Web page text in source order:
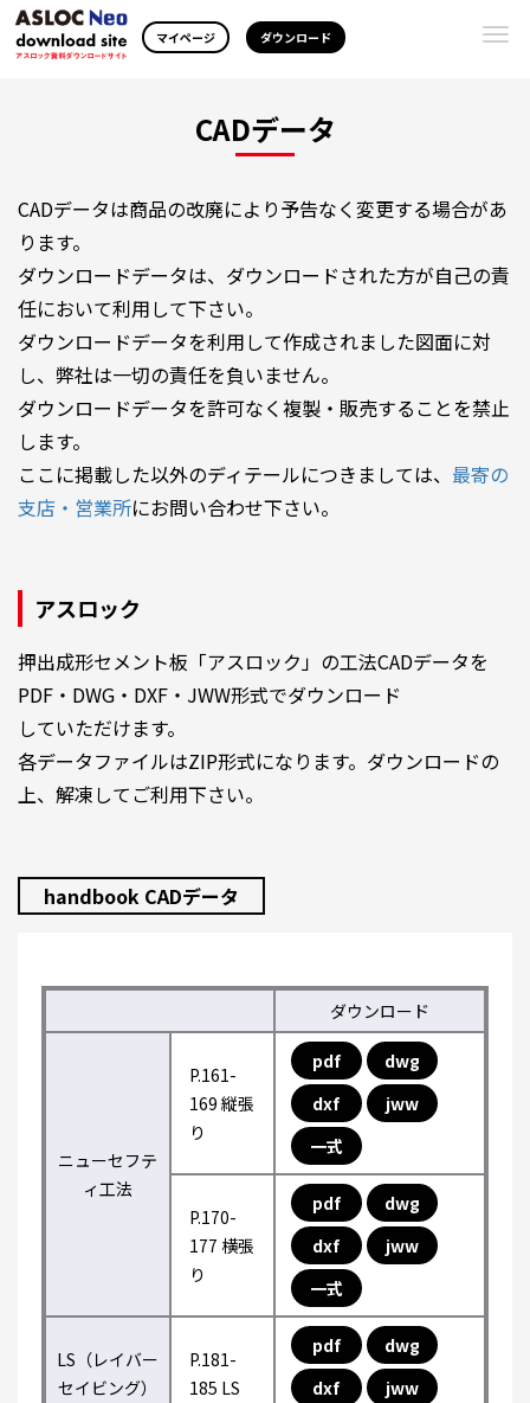
マイページ ダウンロード
CADデータ
CADデータは商品の改廃により予告なく変更する場合があ
ります。
ダウンロードデータは、ダウンロードされた方が自己の責
任において利用して下さい。
ダウンロードデータを利用して作成されました図面に対
し、弊社は一切の責任を負いません。
ダウンロードデータを許可なく複製・販売することを禁止
します。
ここに掲載した以外のディテールにつきましては、 最寄の
支店・営業所にお問い合わせ下さい。
アスロック
押出成形セメント板「アスロック」の工法CADデータを
PDF・DWG・DXF・JWW形式でダウンロード
していただけます。
各データファイルはZIP形式になります。ダウンロードの
上、解凍してご利用下さい。
handbook CADデータ
ダウンロード
ニューセフテ
ィ工法
P.161-
169 縦張
り
pdf
dwg
dxf
jww
一式
P.170-
177 横張
り
pdf
dwg
dxf
jww
一式
LS（レイバー
セイビング）
P.181-
185 LS
pdf
dwg
dxf
jww